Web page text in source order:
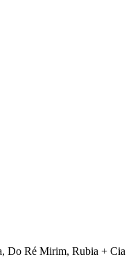
Do Ré Mirim, Rubia + Cia